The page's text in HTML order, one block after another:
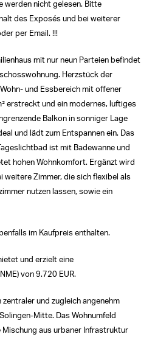
werden nicht gelesen. Bitte
des Exposés und bei weiterer
per Email. !!!
mit nur neun Parteien befindet
Herzstück der
und Essbereich mit offener
erstreckt und ein modernes, luftiges
Balkon in sonniger Lage
und lädt zum Entspannen ein. Das
ist mit Badewanne und
hohen Wohnkomfort. Ergänzt wird
weitere Zimmer, die sich flexibel als
nutzen lassen, sowie ein
im Kaufpreis enthalten.
und erzielt eine
von 9.720 EUR.
und zugleich angenehm
Mitte. Das Wohnumfeld
aus urbaner Infrastruktur